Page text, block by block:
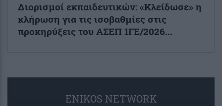
Διορισμοί εκπαιδευτικών: «Κλείδωσε» η
κλήρωση για τις ισοβαθμίες στις
προκηρύξεις του ΑΣΕΠ 1ΓΕ/2026...
ENIKOS NETWORK